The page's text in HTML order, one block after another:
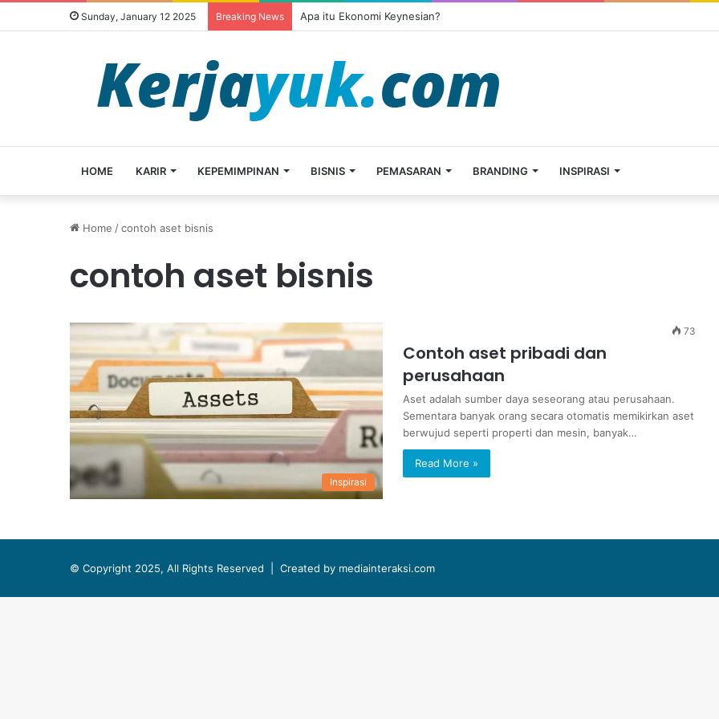
Sunday, January 12 2025 Breaking News Apa itu Ekonomi Keynesian?
HOME KARIR KEPEMIMPINAN BISNIS PEMASARAN BRANDING INSPIRASI
Home /contoh aset bisnis
contoh aset bisnis
Inspirasi
73
Contoh aset pribadi dan
perusahaan
Aset adalah sumber daya seseorang atau perusahaan.
Sementara banyak orang secara otomatis memikirkan aset
berwujud seperti properti dan mesin, banyak…
Read More »
© Copyright 2025, All Rights Reserved | Created by mediainteraksi.com